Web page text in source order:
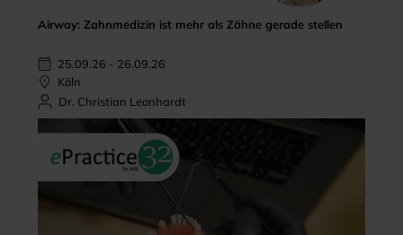
Airway: Zahnmedizin ist mehr als Zähne gerade stellen
25.09.26 - 26.09.26
Köln
Dr. Christian Leonhardt